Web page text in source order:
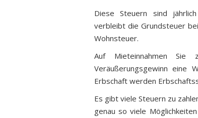
Diese Steuern sind
verbleibt die Grundsteuer
Wohnsteuer.
Auf Mieteinnahmen Sie
Veräußerungsgewinn eine
Erbschaft werden
Es gibt viele Steuern zu
genau so viele